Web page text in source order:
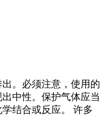
。必须注意，使用的
中性。保护气体应当
结合或反应。 许多